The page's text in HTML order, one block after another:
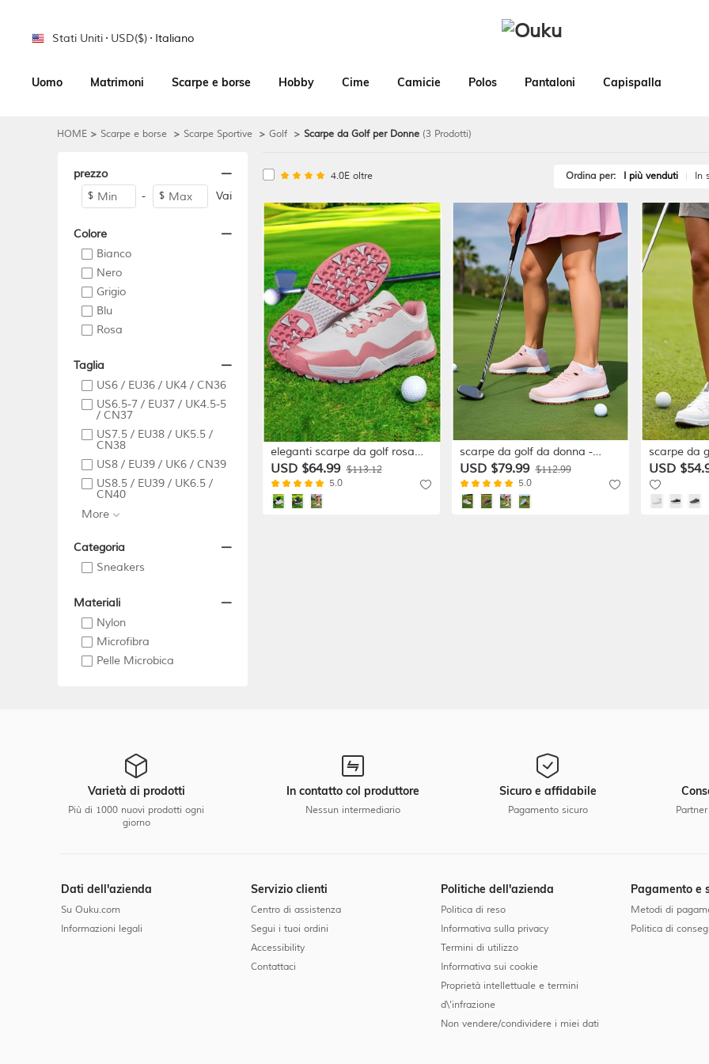
Stati Uniti USD($) Italiano
Uomo Matrimoni Scarpe e borse Hobby Cime Camicie Polos Pantaloni Capispalla
HOME > Scarpe e borse > Scarpe Sportive > Golf > Scarpe da Golf per Donne (3 Prodotti)
prezzo
$ - $ Vai
Colore
Bianco
Nero
Grigio
Blu
Rosa
Taglia
US6 / EU36 / UK4 / CN36
US6.5-7 / EU37 / UK4.5-5
/ CN37
US7.5 / EU38 / UK5.5 /
CN38
US8 / EU39 / UK6 / CN39
US8.5 / EU39 / UK6.5 /
CN40
More
Categoria
Sneakers
Materiali
Nylon
Microfibra
Pelle Microbica
4.0E oltre Ordina per: I più venduti In
eleganti scarpe da golf rosa
con lacci - antiscivolo e
traspiranti, perfette per le
sessioni di golf estive
USD $64.99 $113.12
5.0
scarpe da golf da donna -
vestibilità comoda con suola
resistente, adatte per lunghe
giornate sul campo
USD $79.99 $112.99
5.0
scarpe da
da donna:
ginnastica
e gare del
USD
Varietà di prodotti
Più di 1000 nuovi prodotti ogni
giorno
In contatto col produttore
Nessun intermediario
Sicuro e affidabile
Pagamento sicuro
Dati dell'azienda
Su Ouku.com
Informazioni legali
Servizio clienti
Centro di assistenza
Segui i tuoi ordini
Accessibility
Contattaci
Politiche dell'azienda
Politica di reso
Informativa sulla privacy
Termini di utilizzo
Informativa sui cookie
Proprietà intellettuale e termini
d\'infrazione
Non vendere/condividere i miei dati
Pagamento e
Metodi di
Politica di